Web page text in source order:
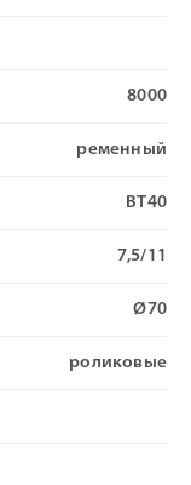
8000
ременный
BT40
7,5/11
Ø70
роликовые